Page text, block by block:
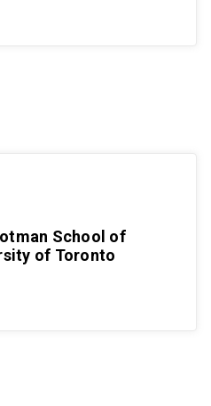
School of
of Toronto